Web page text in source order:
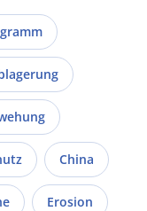
China
Erosion